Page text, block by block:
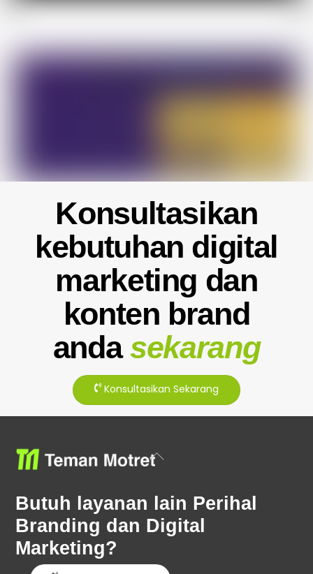
Konsultasikan
kebutuhan digital
marketing dan
konten brand
andasekarang
Konsultasikan Sekarang
Back
Butuh layanan lain Perihal
Branding dan Digital
Marketing?